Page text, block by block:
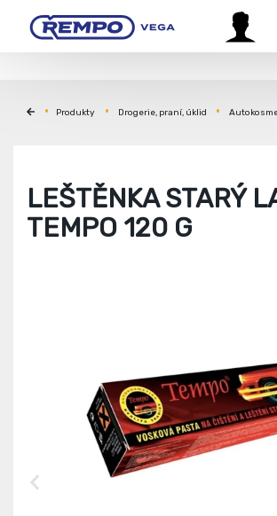
Produkty Drogerie, praní, úklid
LEŠTĚNKA STARÝ
TEMPO 120 G